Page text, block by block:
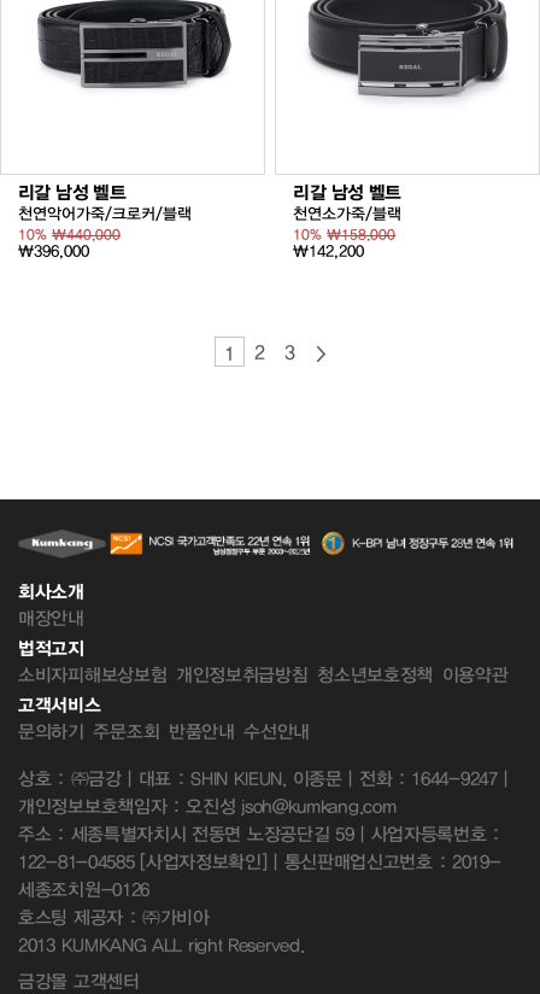
리갈 남성 벨트
천연악어가죽/크로커/블랙
10% ₩440,000
₩396,000
리갈 남성 벨트
천연소가죽/블랙
10%₩158,000
₩142,200
1 2 3
회사소개
매장안내
법적고지
소비자피해보상보험 개인정보취급방침 청소년보호정책 이용약관
고객서비스
문의하기 주문조회 반품안내 수선안내
상호 : ㈜금강 | 대표 : SHIN KIEUN, 이종문 | 전화 : 1644-9247 |
개인정보보호책임자 : 오진성 jsoh@kumkang.com
주소 : 세종특별자치시 전동면 노장공단길 59 | 사업자등록번호 :
122-81-04585 [사업자정보확인] | 통신판매업신고번호 : 2019-
세종조치원-0126
호스팅 제공자 : ㈜가비아
2013 KUMKANG ALL right Reserved.
금강몰 고객센터